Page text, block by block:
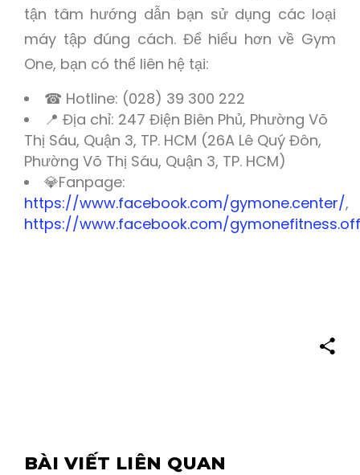
tận tâm hướng dẫn bạn sử dụng các loại
máy tập đúng cách. Để hiểu hơn về Gym
One, bạn có thể liên hệ tại:
☎ Hotline: (028) 39 300 222
📍 Địa chỉ: 247 Điện Biên Phủ, Phường Võ
Thị Sáu, Quận 3, TP. HCM (26A Lê Quý Đôn,
Phường Võ Thị Sáu, Quận 3, TP. HCM)
💎Fanpage:
https://www.facebook.com/gymone.center/,
https://www.facebook.com/
BÀI VIẾT LIÊN QUAN